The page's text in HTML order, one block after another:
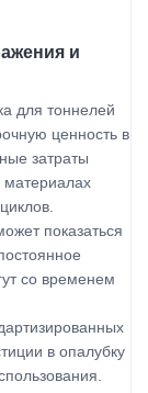
и
для тоннелей
ценность в
затраты
показаться
со временем
в опалубку